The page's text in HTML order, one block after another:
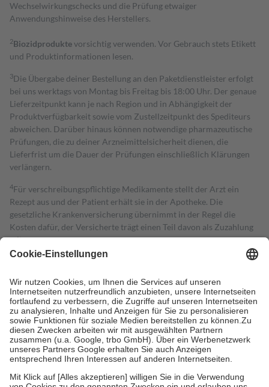
Wechselwirkungschecks und die Prüfung etwaiger
Anwendungshinweise des Herstellers.
2Biozidproduktevorsichtig verwenden. Vor Gebrauch stets Etikett
und Produktinformationen lesen.
3Die Übergabe deiner Bestellung an den Paketdienstleister erfolgt
bei uns werktags von Montag bis Freitag bis 18:00 Uhr. Der genaue
Lieferzeitpunkt kann je nach Region und in Abhängigkeit der
Produktverfügbarkeit sowie vom Zustellzeitpunkt des Spediteurs
abweichen. Darüber hinaus können notwendige pharmazeutische
Prüfungen, die zu deiner Arzneimittelsicherheit dienen, die
Lieferfrist um die Dauer der Prüfungen einschließlich Klärungen
verlängern.
4Für verschreibungspflichtige Medikamente stellt der Arzt ein
Rezept aus und der Patient erhält sie in der Apotheke. Die
gesetzliche Krankenversicherung übernimmt in der Regel die
Kosten dafür, der Versicherte trägt einen Teil davon als Zuzahlung
mit.
Grundsätzlich leisten Mitglieder Zuzahlungen in Höhe von zehn
höchstens zehn Euro.
Es sind jedoch nie mehr als die tatsächlichen
Kosten der Leistung zu entrichten.
Diese Regeln gelten grundsätzlich auch für Online-Apotheken.
Bei Heilmitteln und häuslicher Krankenpflege beträgt die
Zuzahlung zehn Prozent der Kosten sowie zehn Euro je
Verordnung.
Um das Engagement der Versicherten für ihre eigene Gesundheit zu
stärken und die besondere Stellung der Familie zu unterstützen,
fallenkeine Zuzahlungenan bei: